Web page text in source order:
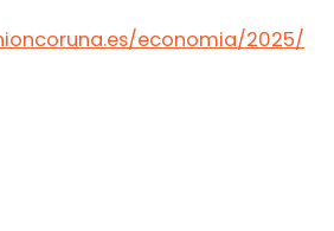
economia/2025/